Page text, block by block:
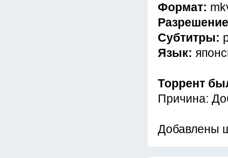
Формат:
Субтитры:
Язык:
Торрент
Причина:
Добавлены